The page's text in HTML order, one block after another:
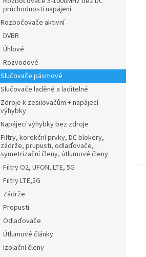
průchodnosti napájení
Rozbočovače aktivní
DVBR
Úhlové
Rozvodové
Slučovače pásmové
Slučovače laděné a laditelné
Zdroje k zesilovačům + napájecí
výhybky
Napájecí výhybky bez zdroje
Filtry, korekční prvky, DC blokery,
zádrže, prupusti, odlaďovače,
symetrizační členy, útlumové členy
Filtry O2, UFON, LTE, 5G
Filtry LTE,5G
Zádrže
Propusti
Odlaďovače
Útlumové články
Izolační členy